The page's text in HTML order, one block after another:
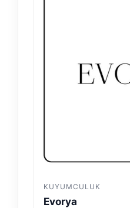
KUYUMCULUK
Evorya